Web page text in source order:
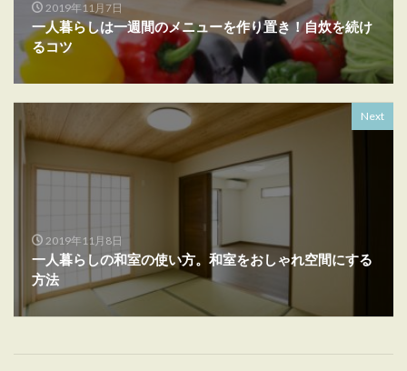
2019年11月7日
一人暮らしは一週間のメニューを作り置き！自炊を続け
るコツ
Next
2019年11月8日
一人暮らしの和室の使い方。和室をおしゃれ空間にする
方法